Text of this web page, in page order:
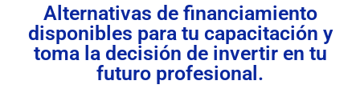
Alternativas de financiamiento
disponibles para tu capacitación y
toma la decisión de invertir en tu
futuro profesional.